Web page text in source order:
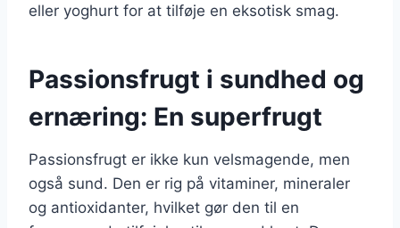
eller yoghurt for at tilføje en eksotisk smag.
Passionsfrugt i sundhed og
ernæring: En superfrugt
Passionsfrugt er ikke kun velsmagende, men
også sund. Den er rig på vitaminer, mineraler
og antioxidanter, hvilket gør den til en